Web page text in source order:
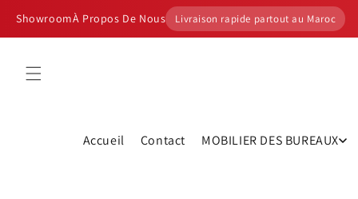
passer
ShowroomÀ Propos De Nous Livraison rapide partout au Maroc
Accueil Contact MOBILIER DES BUREAUX